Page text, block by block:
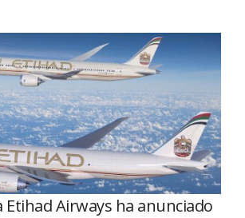
Etihad Airways ha anunciado